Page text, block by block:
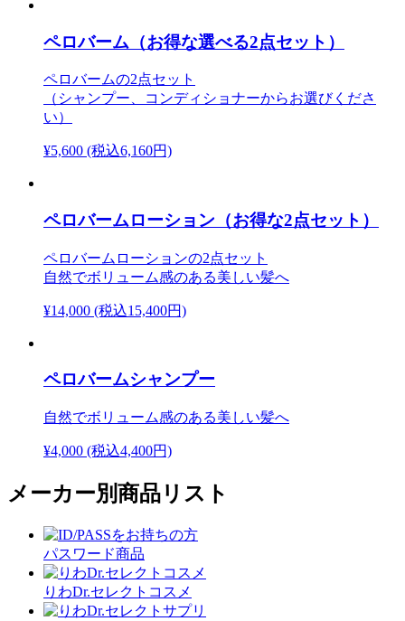
ペロバーム（お得な選べる2点セット）
ペロバームの2点セット
（シャンプー、コンディショナーからお選びくださ
い）
¥5,600 (税込6,160円)
ペロバームローション（お得な2点セット）
ペロバームローションの2点セット
自然でボリューム感のある美しい髪へ
¥14,000 (税込15,400円)
ペロバームシャンプー
自然でボリューム感のある美しい髪へ
¥4,000 (税込4,400円)
メーカー別商品リスト
パスワード商品
りわDr.セレクトコスメ